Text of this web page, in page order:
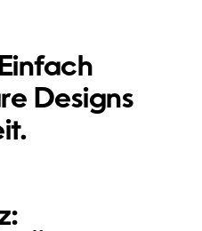
Designs